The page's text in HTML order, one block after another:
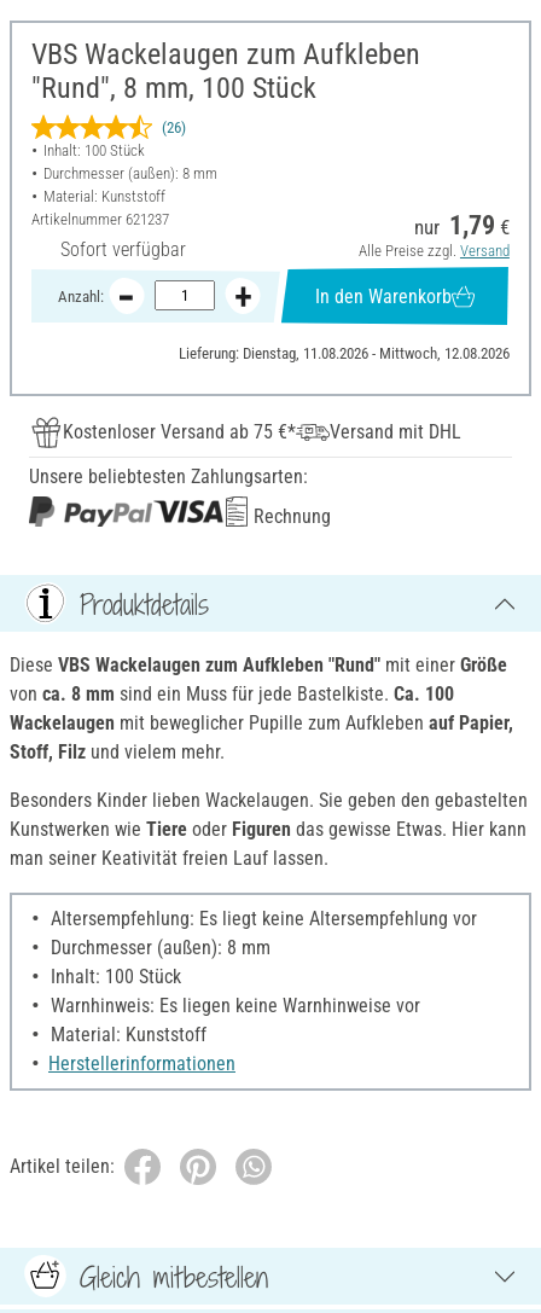
VBS Wackelaugen zum Aufkleben
"Rund", 8 mm, 100 Stück
(26)
Inhalt: 100 Stück
Durchmesser (außen): 8 mm
Material: Kunststoff
Artikelnummer 621237
Sofort verfügbar
nur 1,79 €
Alle Preise zzgl. Versand
Anzahl: In den Warenkorb
Lieferung: Dienstag, 11.08.2026 - Mittwoch, 12.08.2026
Kostenloser Versand ab 75 €*
Versand mit DHL
Unsere beliebtesten Zahlungsarten:
Rechnung
Produktdetails
Diese VBS Wackelaugen zum Aufkleben "Rund" mit einer Größe
von ca. 8 mm sind ein Muss für jede Bastelkiste. Ca. 100
Wackelaugen mit beweglicher Pupille zum Aufkleben auf Papier,
Stoff, Filz und vielem mehr.
Besonders Kinder lieben Wackelaugen. Sie geben den gebastelten
Kunstwerken wie Tiere oder Figuren das gewisse Etwas. Hier kann
man seiner Keativität freien Lauf lassen.
Altersempfehlung: Es liegt keine Altersempfehlung vor
Durchmesser (außen): 8 mm
Inhalt: 100 Stück
Warnhinweis: Es liegen keine Warnhinweise vor
Material: Kunststoff
Herstellerinformationen
Artikel teilen:
Gleich mitbestellen